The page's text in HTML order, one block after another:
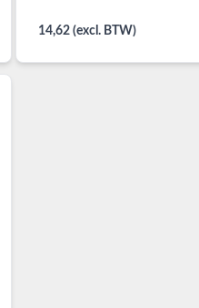
14,62 (excl. BTW)